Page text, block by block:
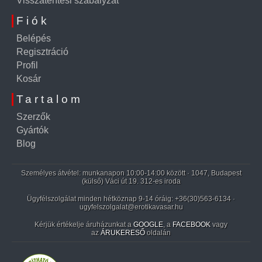
Fiók
Belépés
Regisztráció
Profil
Kosár
Tartalom
Szerzők
Gyártók
Blog
Személyes átvétel: munkanapon 10:00-14:00 között · 1047, Budapest
(külső) Váci út 19. 312-es iroda
Ügyfélszolgálat minden hétköznap 9-14 óráig: +36(30)563-6134 ·
ugyfelszolgalat@erotikavasar.hu
Kérjük értékelje áruházunkat a GOOGLE, a FACEBOOK vagy
az ÁRUKERESŐ oldalán